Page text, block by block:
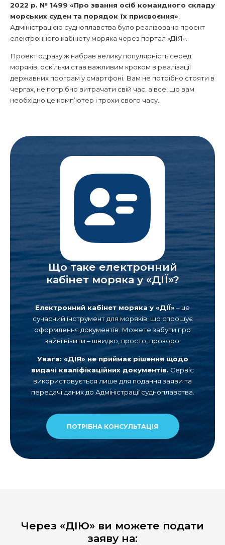
2022 р. № 1499 «Про звання осіб командного складу
морських суден та порядок їх присвоєння»
Адміністрацією судноплавства було реалізовано проект
електронного кабінету моряка через портал «ДІЯ».
Проект одразу ж набрав велику популярність серед
моряків, оскільки став важливим кроком в реалізації
державних програм у смартфоні. Вам не потрібно стояти в
чергах, не потрібно витрачати свій час, а все, що вам
необхідно це комп’ютер і трохи свого часу.
Що таке електронний
кабінет моряка у «ДІЇ»?
Електронний кабінет моряка у «ДІЇ» – це
сучасний інструмент для моряків, що спрощує
оформлення документів. Можете забути про
зайві візити – швидко, просто, прозоро.
Увага: «ДІЯ» не приймає рішення щодо
видачі кваліфікаційних документів. Сервіс
використовується лише для подання заяви та
передачі даних до Адміністрації судноплавства.
ПОТРІБНА КОНСУЛЬТАЦІЯ
Через «ДІЮ» ви можете подати
заяву на: